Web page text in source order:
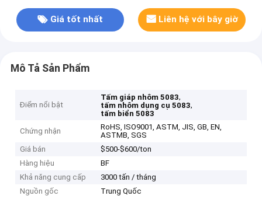
Giá tốt nhất Liên hệ với bây giờ
Mô Tả Sản Phẩm
Điểm nổi bật
Tấm giáp nhôm 5083,
tấm nhôm dụng cụ 5083,
tấm biển 5083
Chứng nhận
RoHS, ISO9001, ASTM, JIS, GB, EN,
ASTMB, SGS
Giá bán
$500-$600/ton
Hàng hiệu
BF
Khả năng cung cấp
3000 tấn / tháng
Nguồn gốc
Trung Quốc